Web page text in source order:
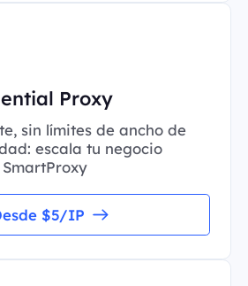
Proxy
sin límites de ancho de
escala tu negocio
$5/IP